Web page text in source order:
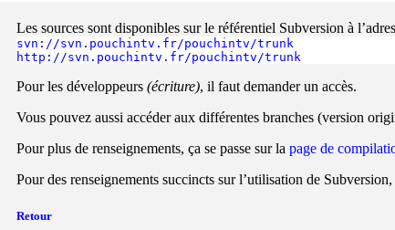
Les sources sont disponibles sur le référentiel Subversion à
svn://svn.pouchintv.fr/pouchintv/trunk
http://svn.pouchintv.fr/pouchintv/trunk
Pour les développeurs (écriture), il faut demander un accès.
Vous pouvez aussi accéder aux différentes branches (version
Pour plus de renseignements, ça se passe sur la page de
Pour des renseignements succincts sur l’utilisation de Subversion,
Retour